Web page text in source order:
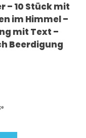
– 10 Stück mit
im Himmel –
mit Text –
Beerdigung